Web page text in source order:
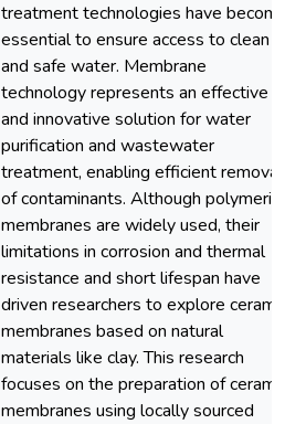
treatment technologies have
essential to ensure access to clean
and safe water. Membrane
technology represents an effective
and innovative solution for water
purification and wastewater
treatment, enabling efficient removal
of contaminants. Although polymeric
membranes are widely used, their
limitations in corrosion and thermal
resistance and short lifespan have
driven researchers to explore
membranes based on natural
materials like clay. This research
focuses on the preparation of
membranes using locally sourced